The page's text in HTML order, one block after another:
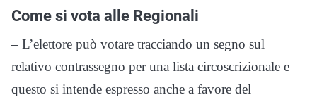
Come si vota alle Regionali
– L’elettore può votare tracciando un segno sul
relativo contrassegno per una lista circoscrizionale e
questo si intende espresso anche a favore del